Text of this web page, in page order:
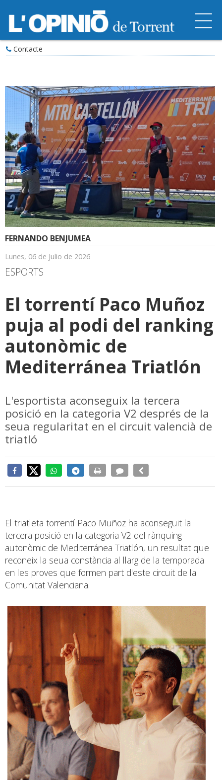
Contacte
FERNANDO BENJUMEA
Lunes, 06 de Julio de 2026
ESPORTS
El torrentí Paco Muñoz
puja al podi del ranking
autonòmic de
Mediterránea Triatlón
L'esportista aconseguix la tercera
posició en la categoria V2 després de la
seua regularitat en el circuit valencià de
triatló
El triatleta torrentí Paco Muñoz ha aconseguit la
tercera posició en la categoria V2 del rànquing
autonòmic de Mediterránea Triatlón, un resultat que
reconeix la seua constància al llarg de la temporada
en les proves que formen part d'este circuit de la
Comunitat Valenciana.